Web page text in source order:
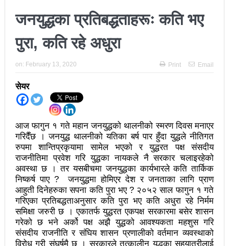
आज प्रतिनिधिसभा सदस्य निर्वाचनः देशैभर मतदान जारी
बैतडीमा जन्तिबस दुर्घटनाः १३ जनाको मृत्यु
कविता – अपजश
पुरस्कार वितरणबिनै काउन्सिलले सम्पन्न गर्‍यो वार्षिकोत्सव
हितेन्द्रदेव शाक्यलाई पद छाड्नुपर्ने नैतिक दबाबः समय बुझेर
बाटो खुलाउन मन्त्री घिसिङको म्यासेज
खतिवडाको नयाँ गीत जमाना आजकाल
सहनशीलताको ब्रेक
राममाया च्यामिनीसँग दशरथ चन्दको अनुरोध – प्रेमविनोद नन्दन
चलचित्र विकास बोर्डका नवनियुक्त सदस्य गणेश सुवेदीलाई
आइएनएनएफद्वारा सम्मान
एनआरएनए बेलायतको अध्यक्षमा जिलिङका पुडासैनी
जनयुद्धका प्रतिबद्धताहरूः कति भए
पुरा, कति रहे अधुरा
on: February 13, 2020 Print Email
सेयर
आज फागुन १ गते महान जनयुद्धको थालनीको स्मरण दिवस मनाएर
गरिदैँछ । जनयुद्ध थालनीको यतिका बर्ष पार हुँदा युद्धले नीतिगत
रुपमा शान्तिप्रकृयामा सामेल भएको र युद्धरत पक्ष संसदीय
राजनीतिमा प्रवेश गरि युद्धका नायकले नै सरकार चलाइरहेको
अवस्था छ । तर यसबीचमा जनयुद्धका कार्यभारले कति तार्किक
निष्कर्ष पाए ? जनयुद्धमा होमिएर देश र जनताका लागि प्राण
आहुती दिनेहरुका सपना कति पुरा भए ? २०५२ साल फागुन १ गते
गरिएका प्रतिबद्धताअनुसार कति पुरा भए कति अधुरा रहे निर्मम
समिक्षा जरुरी छ । एकातर्फ युद्धरत एकपक्ष सरकारमा बसेर शासन
गरेको छ भने अर्को पक्ष अझै युद्धको आवश्यकता महशुस गरि
संसदीय राजनीति र संघिय शासन प्रणालीको वर्तमान व्यवस्थाको
विरोध गरी संघर्षमै छ । सरकारले तत्कालीन युद्धका सहयात्रीलाई